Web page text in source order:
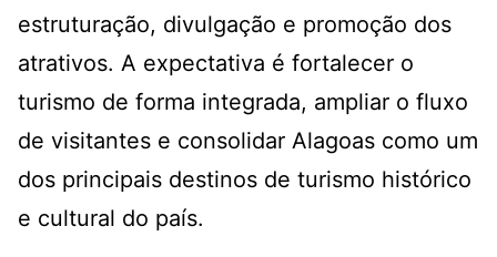
estruturação, divulgação e promoção dos
atrativos. A expectativa é fortalecer o
turismo de forma integrada, ampliar o fluxo
de visitantes e consolidar Alagoas como um
dos principais destinos de turismo histórico
e cultural do país.